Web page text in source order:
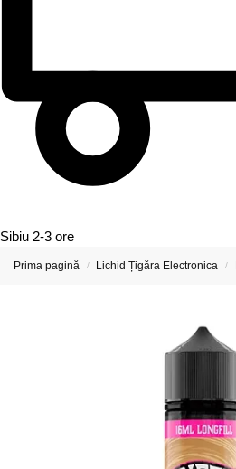
Sibiu 2-3 ore
Prima pagină / Lichid Țigăra Electronica /